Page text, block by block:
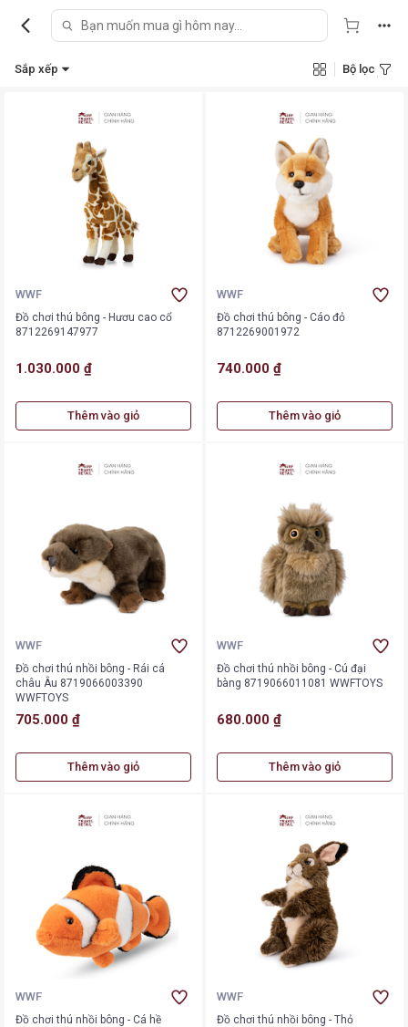
Sắp xếp Bộ lọc
WWF
Đồ chơi thú bông - Hươu cao cổ
8712269147977
1.030.000 ₫
Thêm vào giỏ
WWF
Đồ chơi thú bông - Cáo đỏ
8712269001972
740.000 ₫
Thêm vào giỏ
WWF
Đồ chơi thú nhồi bông - Rái cá
châu Âu 8719066003390
WWFTOYS
705.000 ₫
Thêm vào giỏ
WWF
Đồ chơi thú nhồi bông - Cú đại
bàng 8719066011081 WWFTOYS
680.000 ₫
Thêm vào giỏ
WWF
Đồ chơi thú nhồi bông - Cá hề
WWF
Đồ chơi thú nhồi bông - Thỏ